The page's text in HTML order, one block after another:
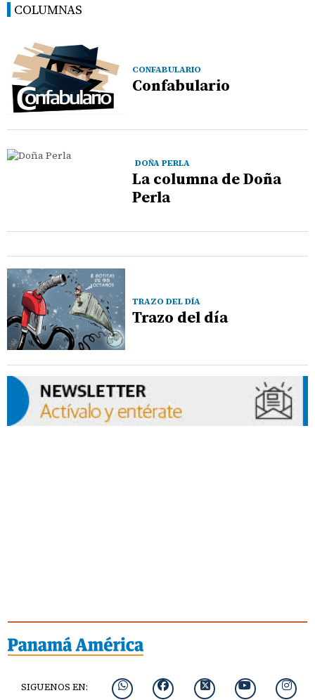
COLUMNAS
CONFABULARIO
Confabulario
DOÑA PERLA
La columna de Doña
Perla
TRAZO DEL DÍA
Trazo del día
SIGUENOS EN: